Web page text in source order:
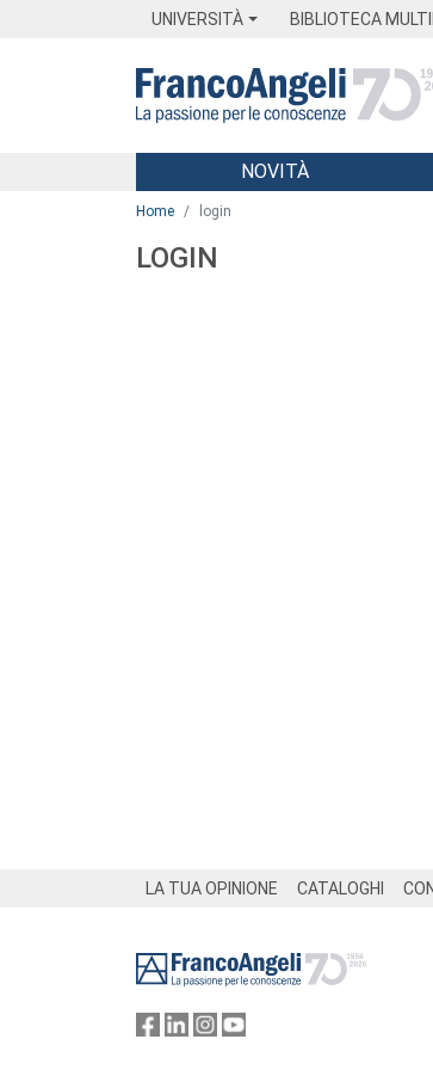
UNIVERSITÀ BIBLIOTECA
Menu
NOVITÀ
Home login
LOGIN
LA TUA OPINIONE CATALOGHI